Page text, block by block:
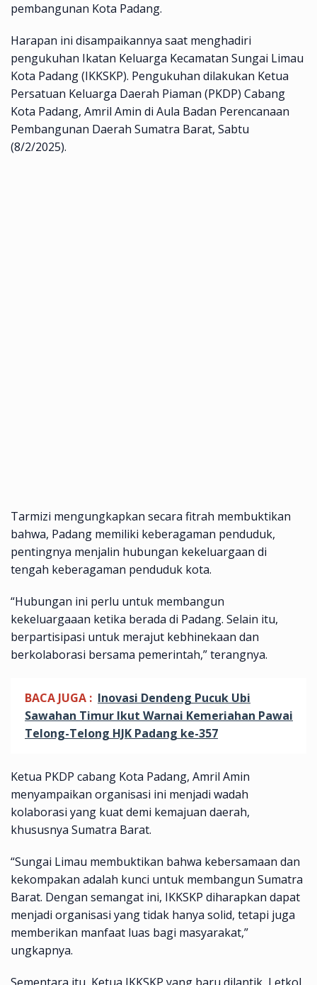
pembangunan Kota Padang.
Harapan ini disampaikannya saat menghadiri
pengukuhan Ikatan Keluarga Kecamatan Sungai Limau
Kota Padang (IKKSKP). Pengukuhan dilakukan Ketua
Persatuan Keluarga Daerah Piaman (PKDP) Cabang
Kota Padang, Amril Amin di Aula Badan Perencanaan
Pembangunan Daerah Sumatra Barat, Sabtu
(8/2/2025).
Tarmizi mengungkapkan secara fitrah membuktikan
bahwa, Padang memiliki keberagaman penduduk,
pentingnya menjalin hubungan kekeluargaan di
tengah keberagaman penduduk kota.
“Hubungan ini perlu untuk membangun
kekeluargaaan ketika berada di Padang. Selain itu,
berpartisipasi untuk merajut kebhinekaan dan
berkolaborasi bersama pemerintah,” terangnya.
BACA JUGA : Inovasi Dendeng Pucuk Ubi
Sawahan Timur Ikut Warnai Kemeriahan Pawai
Telong-Telong HJK Padang ke-357
Ketua PKDP cabang Kota Padang, Amril Amin
menyampaikan organisasi ini menjadi wadah
kolaborasi yang kuat demi kemajuan daerah,
khususnya Sumatra Barat.
“Sungai Limau membuktikan bahwa kebersamaan dan
kekompakan adalah kunci untuk membangun Sumatra
Barat. Dengan semangat ini, IKKSKP diharapkan dapat
menjadi organisasi yang tidak hanya solid, tetapi juga
memberikan manfaat luas bagi masyarakat,”
ungkapnya.